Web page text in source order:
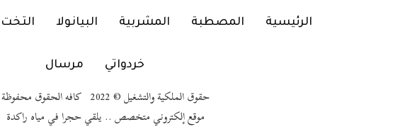
الرئيسية المصطبة المشربية البيانولا التخت
خردواتي مرسال
حقوق الملكية والتشغيل © 2022 كافه الحقوق محفوظة
موقع إلكتروني متخصص .. يلقي حجرا في مياه راكدة